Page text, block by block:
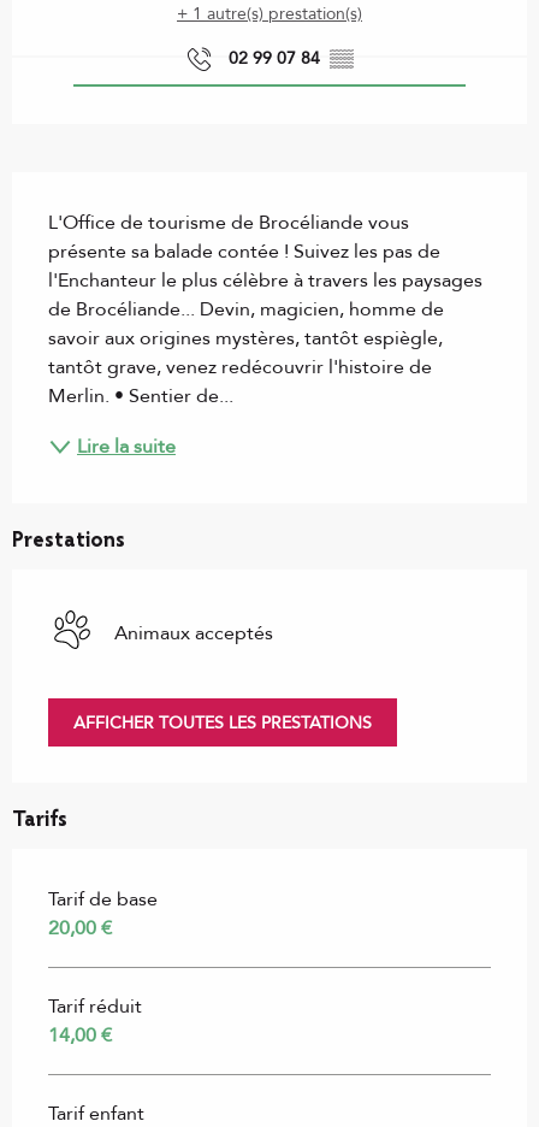
+ 1 autre(s) prestation(s)
02 99 07 84 ▒▒
L'Office de tourisme de Brocéliande vous
présente sa balade contée ! Suivez les pas de
l'Enchanteur le plus célèbre à travers les paysages
de Brocéliande... Devin, magicien, homme de
savoir aux origines mystères, tantôt espiègle,
tantôt grave, venez redécouvrir l'histoire de
Merlin. • Sentier de...
Lire la suite
Prestations
Animaux acceptés
AFFICHER TOUTES LES PRESTATIONS
Tarifs
Tarif de base
20,00 €
Tarif réduit
14,00 €
Tarif enfant